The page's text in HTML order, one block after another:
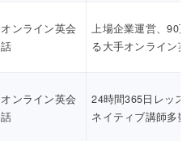
オンライン英会
話
上場企業運営、90万
る大手オンライン英
オンライン英会
話
24時間365日レッス
ネイティブ講師多数